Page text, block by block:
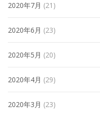
2020年7月 (21)
2020年6月 (23)
2020年5月 (20)
2020年4月 (29)
2020年3月 (23)